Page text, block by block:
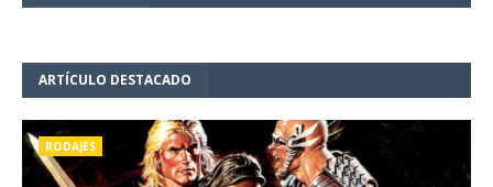
ARTÍCULO DESTACADO
RODAJES